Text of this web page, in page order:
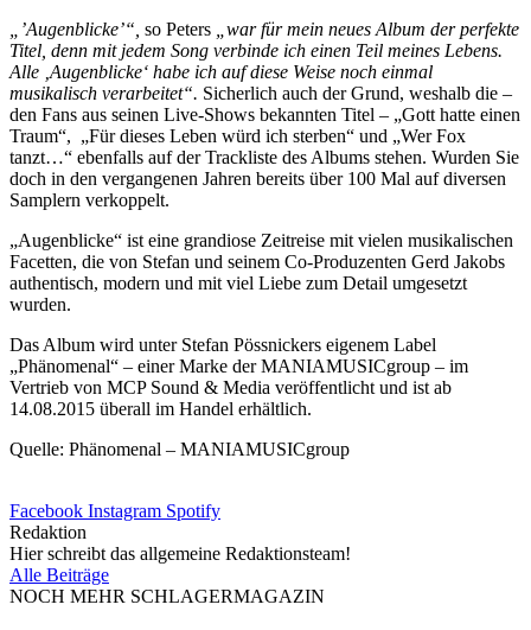
„’Augenblicke’“, so Peters
„war für mein neues Album der perfekte
Titel, denn mit jedem Song verbinde ich einen Teil meines Lebens.
Alle ‚Augenblicke‘ habe ich auf diese Weise noch einmal
musikalisch verarbeitet“. Sicherlich auch der Grund, weshalb die –
den Fans aus seinen Live-Shows bekannten Titel – „Gott hatte einen
Traum“, „Für dieses Leben würd ich sterben“ und „Wer Fox
tanzt…“ ebenfalls auf der Trackliste des Albums stehen. Wurden Sie
doch in den vergangenen Jahren bereits über 100 Mal auf diversen
Samplern verkoppelt.
„Augenblicke“ ist eine grandiose Zeitreise mit vielen musikalischen
Facetten, die von Stefan und seinem Co-Produzenten Gerd Jakobs
authentisch, modern und mit viel Liebe zum Detail umgesetzt
wurden.
Das Album wird unter Stefan Pössnickers eigenem Label
„Phänomenal“ – einer Marke der MANIAMUSICgroup – im
Vertrieb von MCP Sound & Media veröffentlicht und ist ab
14.08.2015 überall im Handel erhältlich.
Quelle: Phänomenal – MANIAMUSICgroup
Facebook Instagram Spotify
Redaktion
Hier schreibt das allgemeine Redaktionsteam!
Alle Beiträge
NOCH MEHR SCHLAGERMAGAZIN